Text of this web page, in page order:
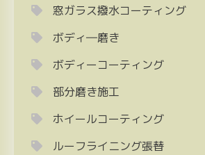
窓ガラス撥水コーティング
ボディ―磨き
ボディーコーティング
部分磨き施工
ホイールコーティング
ルーフライニング張替